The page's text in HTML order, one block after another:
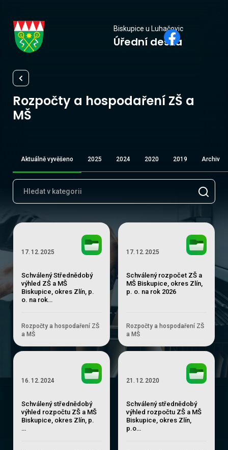
Biskupice u Luhačovic
Úřední deska
Rozpočty a hospodaření ZŠ a
MŠ
Aktuálně vyvěšeno 2025 2024 2020 2019 Archiv
17. 12. 2025
Schválený Střednědobý
výhled ZŠ a MŠ
Biskupice, okres Zlín, p.
o. na rok…
Rozpočty a hospodaření ZŠ
a MŠ
17. 12. 2025
Schválený rozpočet ZŠ a
MŠ Biskupice, okres Zlín,
p. o. na rok 2026
Rozpočty a hospodaření ZŠ
a MŠ
16 12. 2024
Schválený střednědobý
výhled rozpočtu ZŠ a MŠ
Biskupice, okres Zlín, p.
…
21 12. 2020
Schválený střednědobý
výhled rozpočtu ZŠ a MŠ
Biskupice, okres Zlín,
p.o…